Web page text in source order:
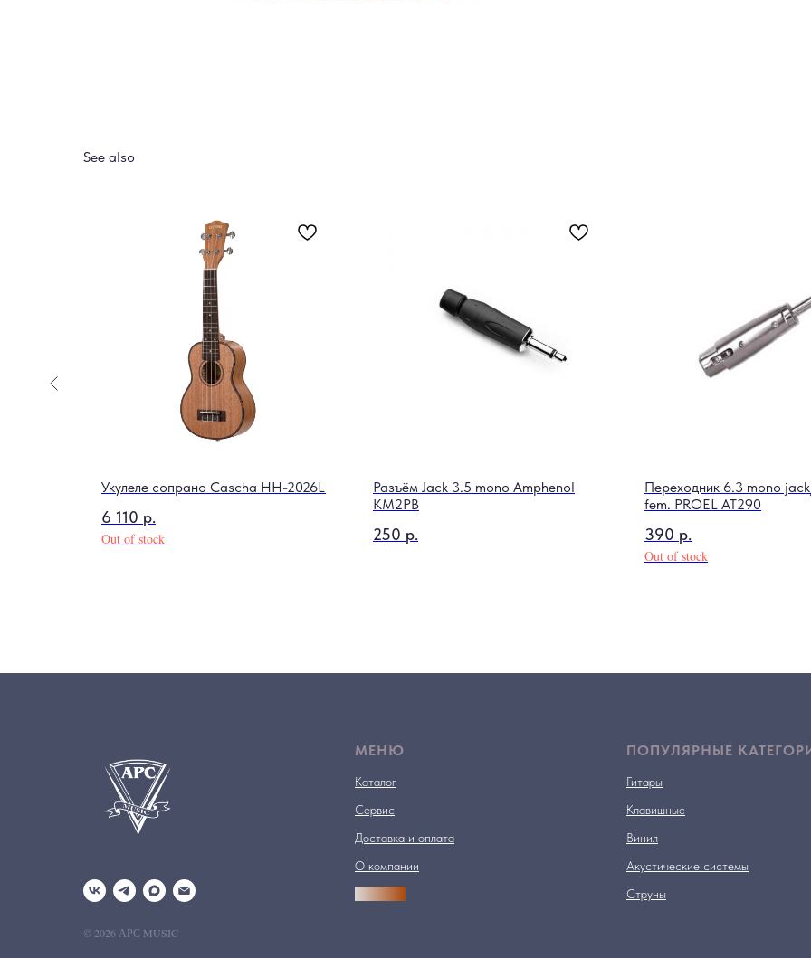
See also
Укулеле сопрано Cascha HH-2026L
6 110 р.
Out of stock
Разъём Jack 3.5 mono Amphenol
KM2PB
250 р.
Переходник 6.3 mono
fem. PROEL AT290
390 р.
Out of stock
© 2026 АРС MUSIC
МЕНЮ
Каталог
Сервис
Доставка и оплата
О компании
ПОПУЛЯРНЫЕ
Гитары
Клавишные
Винил
Акустические системы
Струны